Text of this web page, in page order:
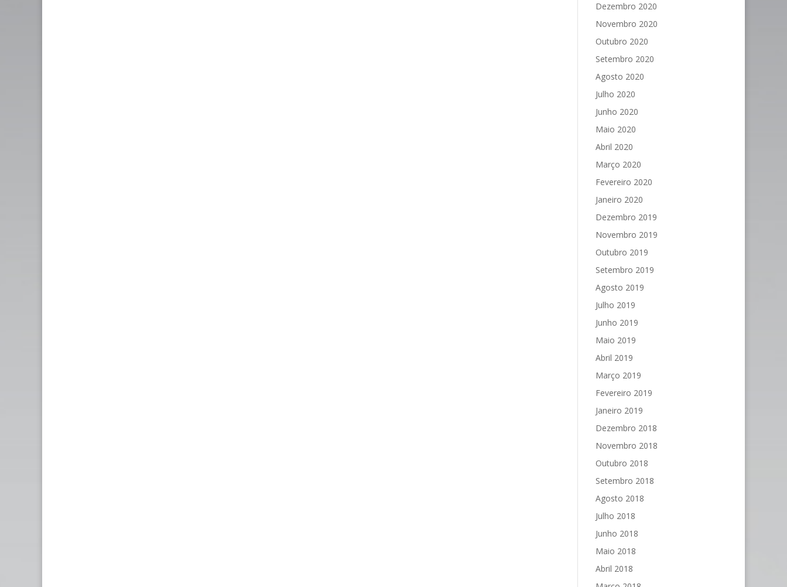
Dezembro 2020
Novembro 2020
Outubro 2020
Setembro 2020
Agosto 2020
Julho 2020
Junho 2020
Maio 2020
Abril 2020
Março 2020
Fevereiro 2020
Janeiro 2020
Dezembro 2019
Novembro 2019
Outubro 2019
Setembro 2019
Agosto 2019
Julho 2019
Junho 2019
Maio 2019
Abril 2019
Março 2019
Fevereiro 2019
Janeiro 2019
Dezembro 2018
Novembro 2018
Outubro 2018
Setembro 2018
Agosto 2018
Julho 2018
Junho 2018
Maio 2018
Abril 2018